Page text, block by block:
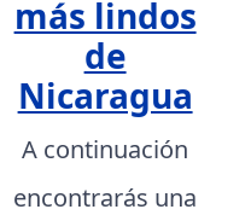
más lindos
de
Nicaragua
A continuación
encontrarás una